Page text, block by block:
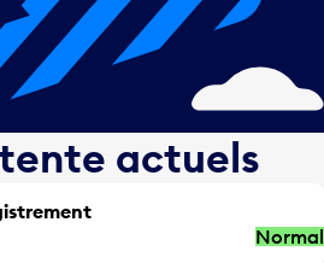
actuels
Normal